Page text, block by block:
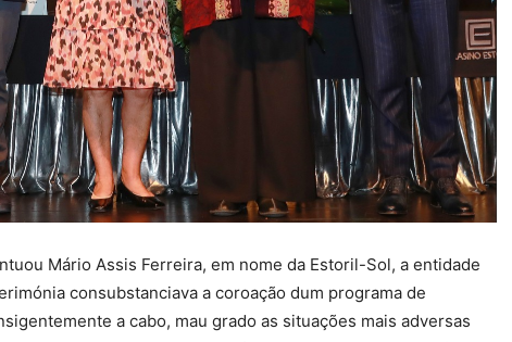
Mário Assis Ferreira, em nome da Estoril-Sol, a entidade
consubstanciava a coroação dum programa de
a cabo, mau grado as situações mais adversas